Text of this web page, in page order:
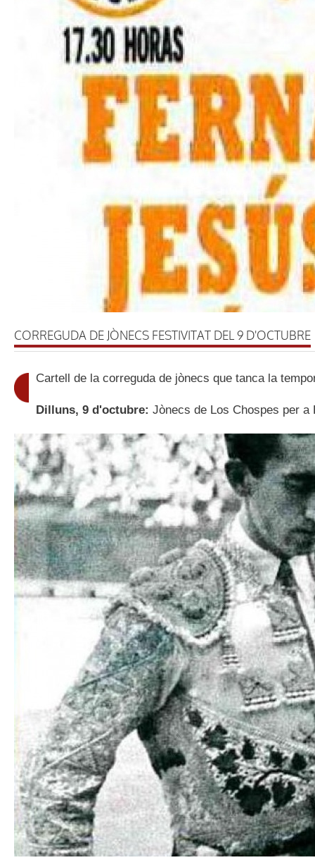
CORREGUDA DE JÒNECS FESTIVITAT DEL 9 D'OCTUBRE
Cartell de la correguda de jònecs que tanca la
Dilluns, 9 d'octubre: Jònecs de Los Chospes per a